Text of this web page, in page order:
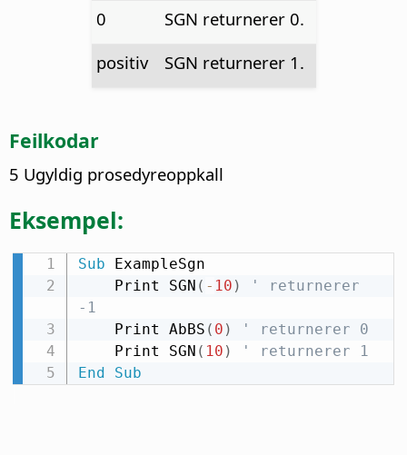
0
SGN returnerer 0.
positiv
SGN returnerer 1.
Feilkodar
5 Ugyldig prosedyreoppkall
Eksempel:
Sub ExampleSgn
    Print SGN
( - 10 )
' returnerer
-1
    Print AbBS
( 0 )
' returnerer 0
    Print SGN
( 10 )
' returnerer 1
End
Sub